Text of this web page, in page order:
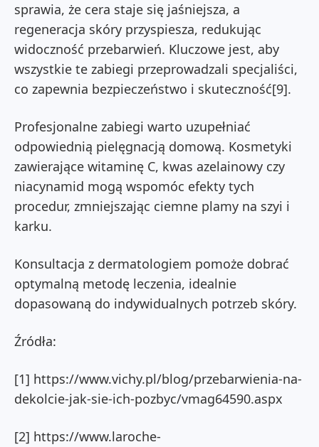
sprawia, że cera staje się jaśniejsza, a
regeneracja skóry przyspiesza, redukując
widoczność przebarwień. Kluczowe jest, aby
wszystkie te zabiegi przeprowadzali specjaliści,
co zapewnia bezpieczeństwo i skuteczność[9].
Profesjonalne zabiegi warto uzupełniać
odpowiednią pielęgnacją domową. Kosmetyki
zawierające witaminę C, kwas azelainowy czy
niacynamid mogą wspomóc efekty tych
procedur, zmniejszając ciemne plamy na szyi i
karku.
Konsultacja z dermatologiem pomoże dobrać
optymalną metodę leczenia, idealnie
dopasowaną do indywidualnych potrzeb skóry.
Źródła:
[1] https://www.vichy.pl/blog/przebarwienia-na-
dekolcie-jak-sie-ich-pozbyc/vmag64590.aspx
[2] https://www.laroche-